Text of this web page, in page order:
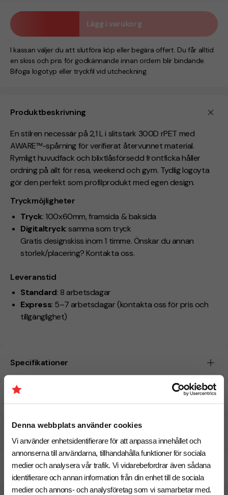
Denna webbplats använder cookies
Vi använder enhetsidentifierare för att anpassa innehållet och
annonserna till användarna, tillhandahålla funktioner för sociala
medier och analysera vår trafik. Vi vidarebefordrar även sådana
identifierare och annan information från din enhet till de sociala
medier och annons- och analysföretag som vi samarbetar med.
Produktbeskrivning
En stilren necessär på 2,1 L i slitstark 300D rPET med
AWARE™-spårning för verifierat återvunnet material.
Rymligt huvudfack och blixtlåsförsedd frontficka håller
ordning på allt för resa, weekend och gym. Tydlig logoyta
gör den perfekt som profilprodukt med egen design.
Tryckmöjligheter
Tryck: 100x60mm, framsida & baksida
Digitaltryck: samma som tryck
Gratis designskiss inom 1 timme. Önskar du annan
storlek/placering? Kontakta oss.
Leveranstid
Standard: 8 arbetsdagar
Express: 5–7 arbetsdagar (kontakta oss för pris och
tillgänglighet)
Specifikationer
Tryckmetoder
CO₂e -avtryck
Lägg i varukorg
I kassan väljer du att slutföra köp eller begära offert. Du får alltid
en skiss och pris för godkännande innan ordern blir bindande.
Bifoga logotyp eller tryckfil vid utcheckning.